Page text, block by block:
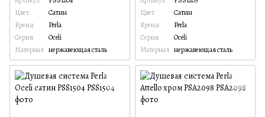
Цвет
Сатин
Бренд
Perla
Серия
Oceli
Материал нержавеющая сталь
Цвет
Сатин
Бренд
Perla
Серия
Oceli
Материал нержавеющая сталь